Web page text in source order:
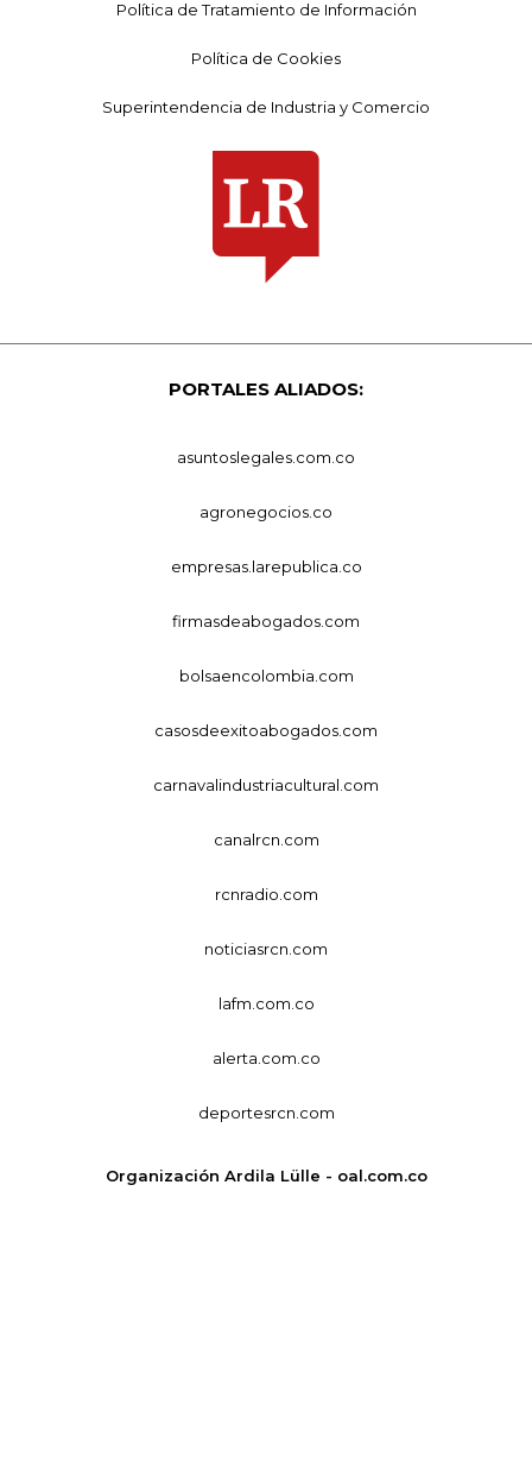
Política de Tratamiento de Información
Política de Cookies
Superintendencia de Industria y Comercio
PORTALES ALIADOS:
asuntoslegales.com.co
agronegocios.co
empresas.larepublica.co
firmasdeabogados.com
bolsaencolombia.com
casosdeexitoabogados.com
carnavalindustriacultural.com
canalrcn.com
rcnradio.com
noticiasrcn.com
lafm.com.co
alerta.com.co
deportesrcn.com
Organización Ardila Lülle - oal.com.co